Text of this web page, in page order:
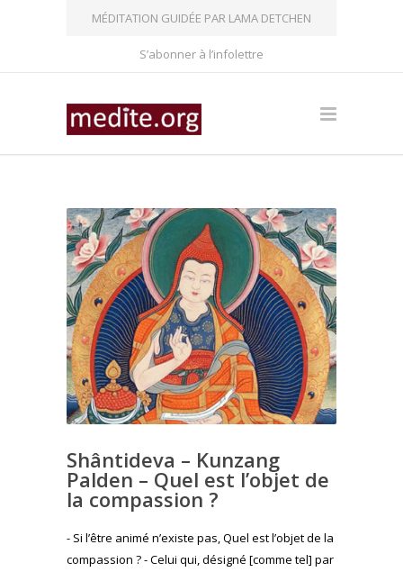
MÉDITATION GUIDÉE PAR LAMA DETCHEN
S’abonner à l’infolettre
Shântideva – Kunzang
Palden – Quel est l’objet de
la compassion ?
- Si l’être animé n’existe pas, Quel est l’objet de la
compassion ? - Celui qui, désigné [comme tel] par